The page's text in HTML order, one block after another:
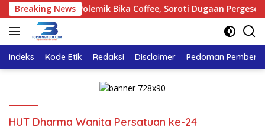
Langsung
ke
konten
Breaking News
Tinjau Polemik Bika Coffee, Soroti Dugaan Pergeseran
Indeks Kode Etik Redaksi Disclaimer Pedoman
HUT Dharma Wanita Persatuan ke-24